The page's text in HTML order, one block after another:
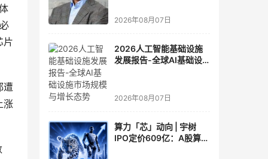
片
遭
涨
2026年08月07日
2026人工智能基础设施
发展报告-全球AI基础设
2026年08月07日
算力「芯」动向 | 宇树
IPO定价609亿：A股算力